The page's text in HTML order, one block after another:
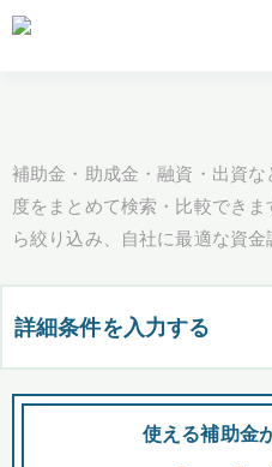
補助金・助成金・融資・出資
度をまとめて検索・比較でき
ら絞り込み、自社に最適な資金
詳細条件を入力する
都道府県
使える補助金